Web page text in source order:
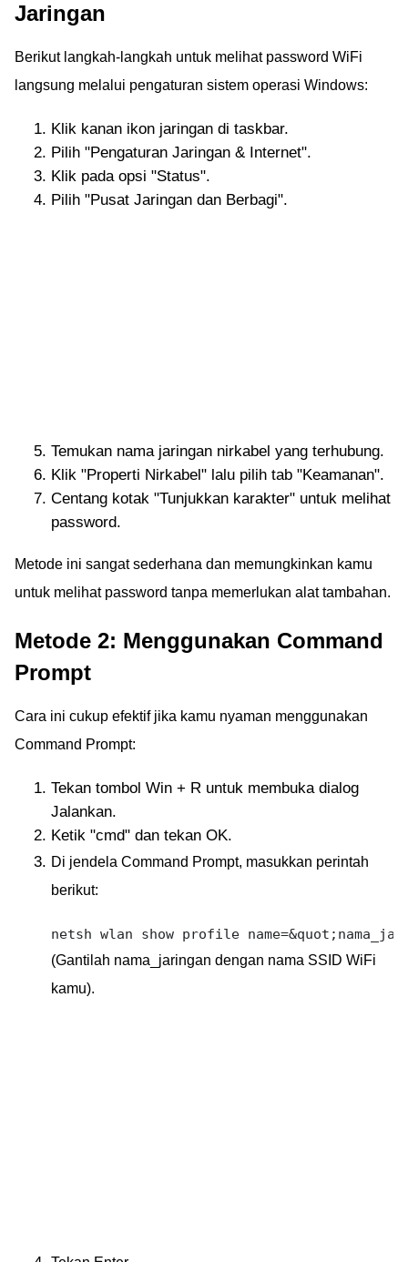
Jaringan
Berikut langkah-langkah untuk melihat password WiFi
langsung melalui pengaturan sistem operasi Windows:
Klik kanan ikon jaringan di taskbar.
Pilih "Pengaturan Jaringan & Internet".
Klik pada opsi "Status".
Pilih "Pusat Jaringan dan Berbagi".
Temukan nama jaringan nirkabel yang terhubung.
Klik "Properti Nirkabel" lalu pilih tab "Keamanan".
Centang kotak "Tunjukkan karakter" untuk melihat
password.
Metode ini sangat sederhana dan memungkinkan kamu
untuk melihat password tanpa memerlukan alat tambahan.
Metode 2: Menggunakan Command
Prompt
Cara ini cukup efektif jika kamu nyaman menggunakan
Command Prompt:
Tekan tombol Win + R untuk membuka dialog
Jalankan.
Ketik "cmd" dan tekan OK.
Di jendela Command Prompt, masukkan perintah
berikut:
(Gantilah nama_jaringan dengan nama SSID WiFi
kamu).